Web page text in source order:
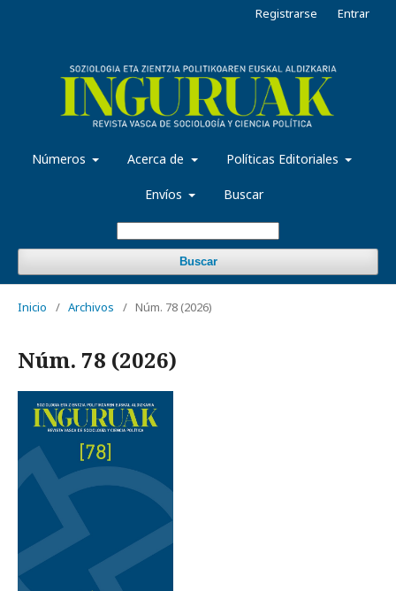
Números Acerca de Políticas Editoriales
Envíos Buscar
Buscar
Registrarse Entrar
Inicio / Archivos / Núm. 78 (2026)
Núm. 78 (2026)